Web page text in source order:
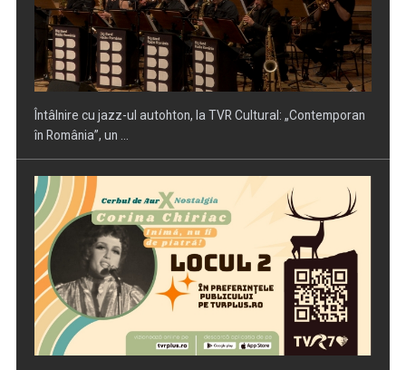
Piesa „Inimă, nu fi de piatră” a Corinei Chiriac ia argintul în
concursul ...